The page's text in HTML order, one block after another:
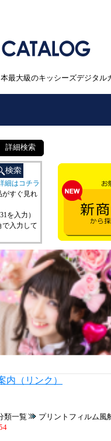
最大級のキッシーズデジタル
詳細検索
細はコチラ
がすぐ見れ
を入力）
入力して
内（リンク）
類一覧
プリントフィルム風